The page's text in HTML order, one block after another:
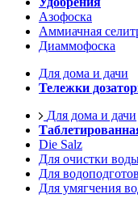
Азофоска
Аммиачная
Диаммофоска
Для дома и дачи
Тележки
Для дома и дачи
Die Salz
Для очистки
Для
Для умягчения